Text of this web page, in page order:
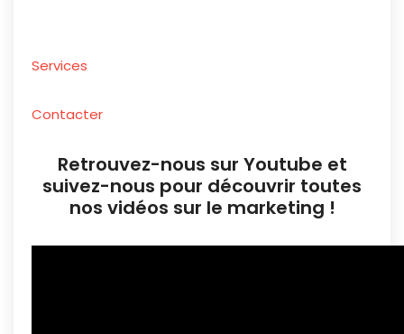
Services
Contacter
Retrouvez-nous sur Youtube et
suivez-nous pour découvrir toutes
nos vidéos sur le marketing !